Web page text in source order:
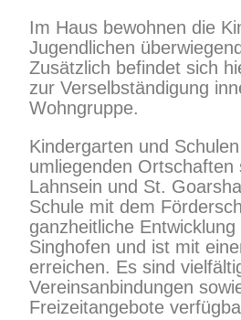
Im Haus bewohnen die
Jugendlichen
Zusätzlich befindet sich
zur Verselbständigung
Wohngruppe.
Kindergarten und
umliegenden Ortschaften
Lahnsein und St.
Schule mit dem
ganzheitliche
Singhofen und ist mit
erreichen. Es sind
Vereinsanbindungen
Freizeitangebote